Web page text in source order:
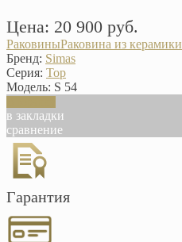
Цена: 20 900 руб.
РаковиныРаковина из керамики
Бренд: Simas
Серия: Top
Модель: S 54
в закладки
сравнение
Гарантия